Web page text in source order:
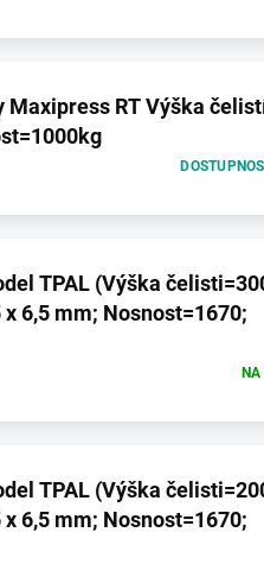
Maxipress RT Výška
Šířka
6,5 mm; Nosnost=1670;
Šířka
6,5 mm; Nosnost=1670;